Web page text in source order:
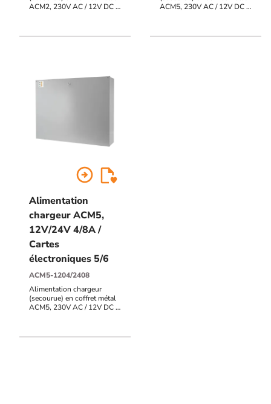
ACM2, 230V AC / 12V DC /
horizontale ou verticale
ACM5, 230V AC / 12V DC /
horizontale ou verticale
arrow_circle_right
Alimentation
chargeur ACM5,
12V/24V 4/8A /
Cartes
électroniques 5/6
ACM5-1204/2408
Alimentation chargeur
(secourue) en coffret métal
ACM5, 230V AC / 12V DC /
horizontale ou verticale